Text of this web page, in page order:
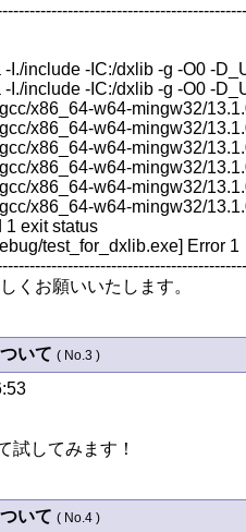
-I./include -IC:/dxlib -g -O0 -
-I./include -IC:/dxlib -g -O0 -
x86_64-w64-mingw32/
x86_64-w64-mingw32/
x86_64-w64-mingw32/
x86_64-w64-mingw32/
x86_64-w64-mingw32/
x86_64-w64-mingw32/
1 exit status
test_for_dxlib.exe] Error 1
くお願いいたします。
いて ( No.3 )
試してみます！
いて ( No.4 )